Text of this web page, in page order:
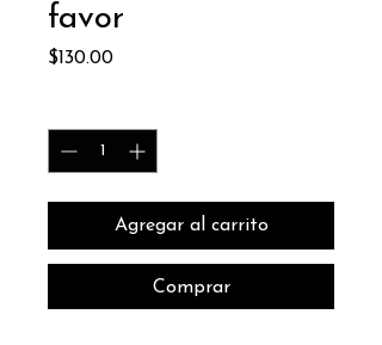
favor
$130.00Price
Agregar al carrito
Comprar